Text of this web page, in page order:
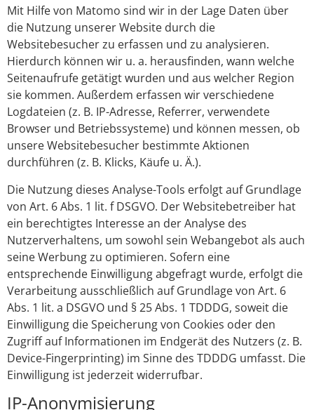
Mit Hilfe von Matomo sind wir in der Lage Daten über
die Nutzung unserer Website durch die
Websitebesucher zu erfassen und zu analysieren.
Hierdurch können wir u. a. herausfinden, wann welche
Seitenaufrufe getätigt wurden und aus welcher Region
sie kommen. Außerdem erfassen wir verschiedene
Logdateien (z. B. IP-Adresse, Referrer, verwendete
Browser und Betriebssysteme) und können messen, ob
unsere Websitebesucher bestimmte Aktionen
durchführen (z. B. Klicks, Käufe u. Ä.).
Die Nutzung dieses Analyse-Tools erfolgt auf Grundlage
von Art. 6 Abs. 1 lit. f DSGVO. Der Websitebetreiber hat
ein berechtigtes Interesse an der Analyse des
Nutzerverhaltens, um sowohl sein Webangebot als auch
seine Werbung zu optimieren. Sofern eine
entsprechende Einwilligung abgefragt wurde, erfolgt die
Verarbeitung ausschließlich auf Grundlage von Art. 6
Abs. 1 lit. a DSGVO und § 25 Abs. 1 TDDDG, soweit die
Einwilligung die Speicherung von Cookies oder den
Zugriff auf Informationen im Endgerät des Nutzers (z. B.
Device-Fingerprinting) im Sinne des TDDDG umfasst. Die
Einwilligung ist jederzeit widerrufbar.
IP-Anonymisierung